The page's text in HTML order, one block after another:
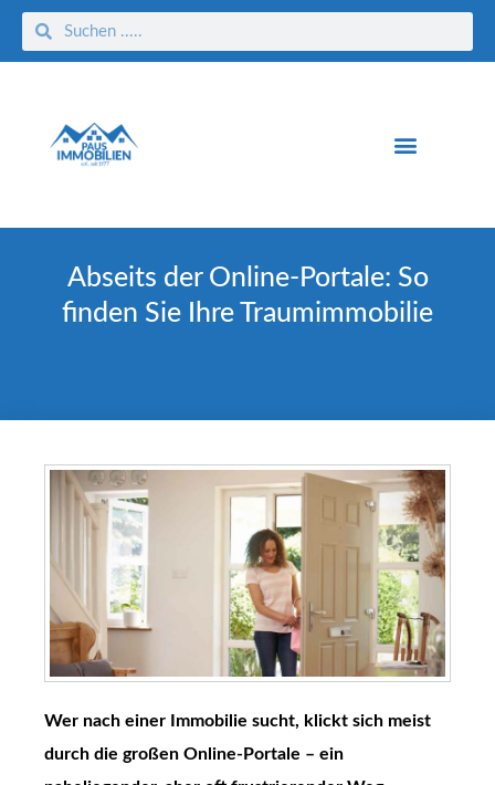
Abseits der Online-Portale: So
finden Sie Ihre Traumimmobilie
Wer nach einer Immobilie sucht, klickt sich meist
durch die großen Online-Portale – ein